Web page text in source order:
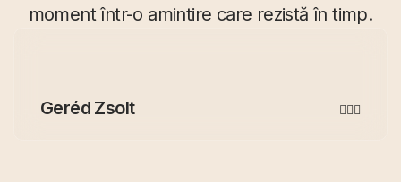
moment într-o amintire care rezistă în timp.
Geréd Zsolt